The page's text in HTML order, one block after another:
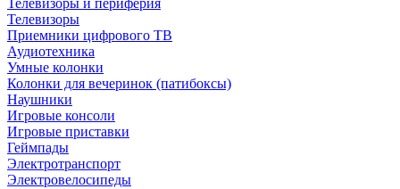
Телевизоры и периферия
Телевизоры
Приемники цифрового ТВ
Аудиотехника
Умные колонки
Колонки для вечеринок (патибоксы)
Наушники
Игровые консоли
Игровые приставки
Геймпады
Электротранспорт
Электровелосипеды